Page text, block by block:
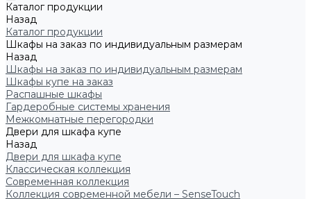
Каталог продукции
Назад
Каталог продукции
Шкафы на заказ по индивидуальным размерам
Назад
Шкафы на заказ по индивидуальным размерам
Шкафы купе на заказ
Распашные шкафы
Гардеробные системы хранения
Межкомнатные перегородки
Двери для шкафа купе
Назад
Двери для шкафа купе
Классическая коллекция
Современная коллекция
Коллекция современной мебели – SenseTouch